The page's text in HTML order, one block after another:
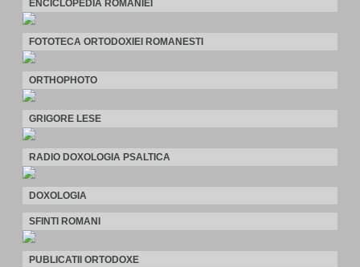
ENCICLOPEDIA ROMANIEI
FOTOTECA ORTODOXIEI ROMANESTI
ORTHOPHOTO
GRIGORE LESE
RADIO DOXOLOGIA PSALTICA
DOXOLOGIA
SFINTI ROMANI
PUBLICATII ORTODOXE